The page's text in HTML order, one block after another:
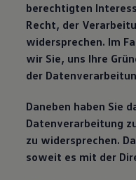
berechtigten
Recht, der
widersprechen. Im
wir Sie, uns Ihre
der
Daneben haben Sie
Datenverarbeitung
zu widersprechen.
soweit es mit der